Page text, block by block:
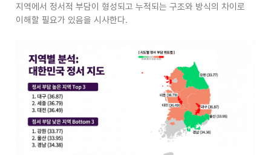
지역에서 정서적 부담이 형성되고 누적되는 구조와 방식의 차이로
이해할 필요가 있음을 시사한다.